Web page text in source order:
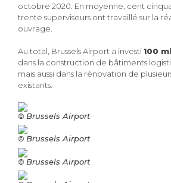
octobre 2020. En moyenne, cent
trente superviseurs ont travaillé sur la
ouvrage.
Au total, Brussels Airport a investi 100
dans la construction de bâtiments
mais aussi dans la rénovation de
existants.
© Brussels Airport
© Brussels Airport
© Brussels Airport